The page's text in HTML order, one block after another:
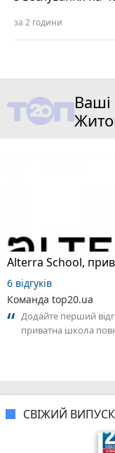
за 2 години
Ваші
6 відгуків
Команда top20.ua
Додайте перший
приватна школа
СВІЖИЙ ВИПУСК